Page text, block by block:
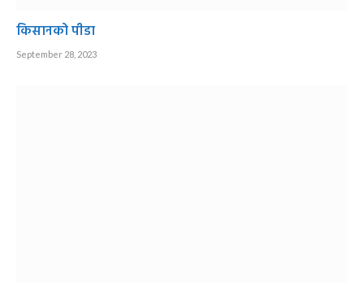
किसानको पीडा
September 28, 2023